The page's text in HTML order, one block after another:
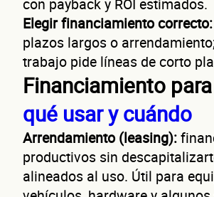
con payback y ROI estimados.
Elegir financiamiento correcto:
plazos largos o
trabajo pide líneas de corto
Financiamiento
qué usar y cuándo
Arrendamiento (leasing):
productivos sin
alineados al uso. Útil para